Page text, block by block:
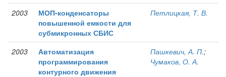
2003
МОП-конденсаторы
повышенной емкости для
субмикронных СБИС
Петлицкая, Т. В.
2003
Автоматизация
программирования
контурного движения
Пашкевич, А. П.;
Чумаков, О. А.